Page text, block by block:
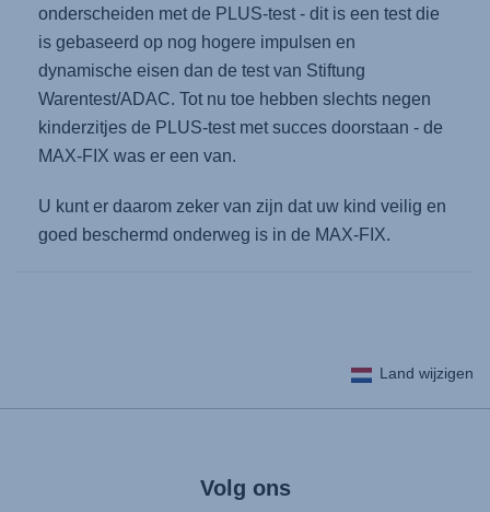
onderscheiden met de PLUS-test - dit is een test die
is gebaseerd op nog hogere impulsen en
dynamische eisen dan de test van Stiftung
Warentest/ADAC. Tot nu toe hebben slechts negen
kinderzitjes de PLUS-test met succes doorstaan - de
MAX-FIX was er een van.
U kunt er daarom zeker van zijn dat uw kind veilig en
goed beschermd onderweg is in de MAX-FIX.
Land wijzigen
Volg ons